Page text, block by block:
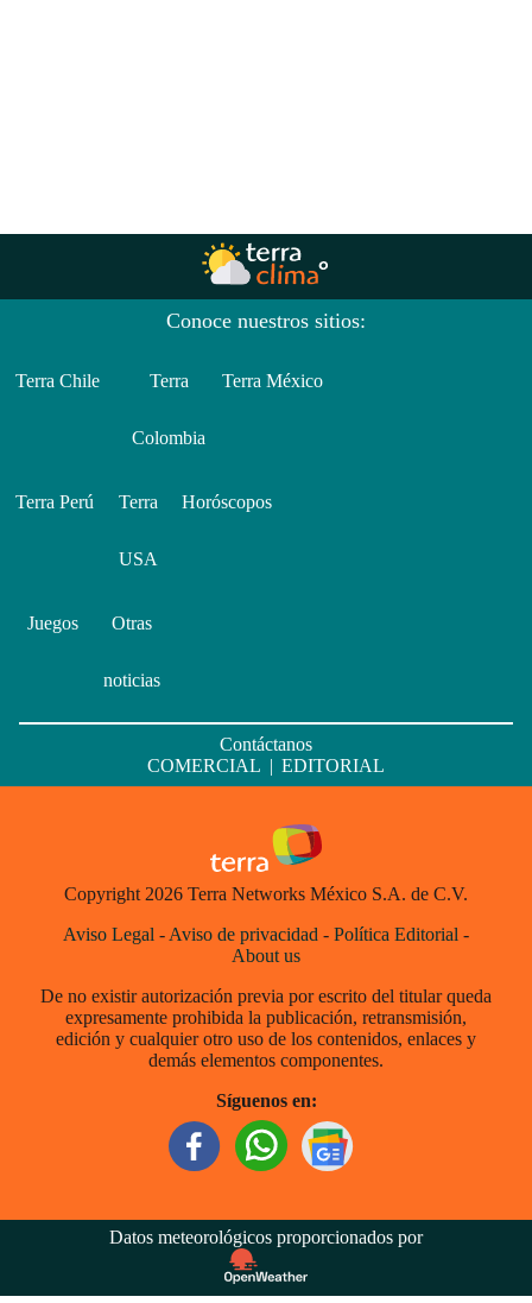
Conoce nuestros sitios:
Terra Chile Terra
Colombia
Terra México
Terra Perú Terra
USA
Horóscopos
Juegos Otras
noticias
Contáctanos
COMERCIAL | EDITORIAL
Copyright 2026 Terra Networks México S.A. de C.V.
Aviso Legal - Aviso de privacidad - Política Editorial -
About us
De no existir autorización previa por escrito del titular queda
expresamente prohibida la publicación, retransmisión,
edición y cualquier otro uso de los contenidos, enlaces y
demás elementos componentes.
Síguenos en:
Datos meteorológicos proporcionados por